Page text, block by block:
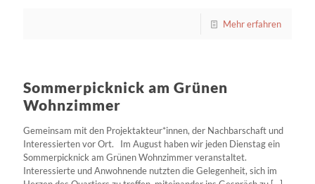
Mehr erfahren
Sommerpicknick am Grünen
Wohnzimmer
Gemeinsam mit den Projektakteur*innen, der Nachbarschaft und
Interessierten vor Ort. Im August haben wir jeden Dienstag ein
Sommerpicknick am Grünen Wohnzimmer veranstaltet.
Interessierte und Anwohnende nutzten die Gelegenheit, sich im